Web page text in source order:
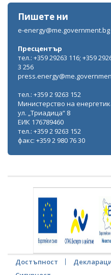
Пишете ни
e-energy@me.government.bg
Пресцентър
тел.: +359 29263 116; +359
3 256
тел.: +359 2 9263 152
Министерство на
ул. „Триадица“ 8
ЕИК 176789460
тел.: +359 2 9263 152
факс: +359 2 980 76 30
Достъпност